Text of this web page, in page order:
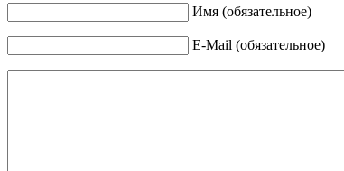
Имя (обязательное)
E-Mail (обязательное)